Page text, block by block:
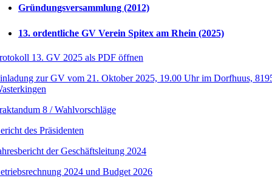
Gründungsversammlung (2012)
13. ordentliche GV Verein Spitex am Rhein (2025)
13. GV 2025 als PDF öffnen
zur GV vom 21. Oktober 2025, 19.00 Uhr im Dorfhuus,
8 / Wahlvorschläge
des Präsidenten
der Geschäftsleitung 2024
2024 und Budget 2026